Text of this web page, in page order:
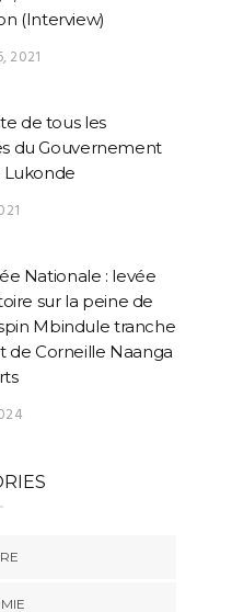
(Interview)
2021
de tous les
du Gouvernement
Lukonde
Nationale : levée
sur la peine de
Mbindule tranche
de Corneille Naanga